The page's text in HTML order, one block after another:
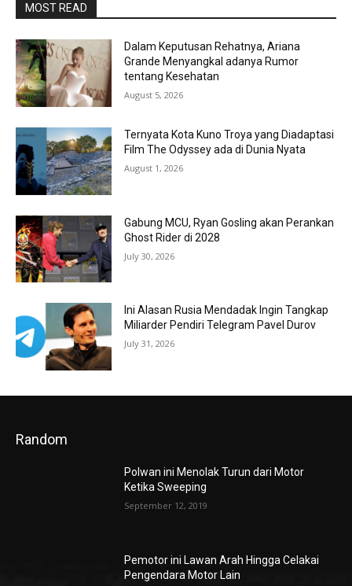
MOST READ
Dalam Keputusan Rehatnya, Ariana
Grande Menyangkal adanya Rumor
tentang Kesehatan
August 5, 2026
Ternyata Kota Kuno Troya yang Diadaptasi
Film The Odyssey ada di Dunia Nyata
August 1, 2026
Gabung MCU, Ryan Gosling akan Perankan
Ghost Rider di 2028
July 30, 2026
Ini Alasan Rusia Mendadak Ingin Tangkap
Miliarder Pendiri Telegram Pavel Durov
July 31, 2026
Random
Polwan ini Menolak Turun dari Motor
Ketika Sweeping
September 12, 2019
Pemotor ini Lawan Arah Hingga Celakai
Pengendara Motor Lain